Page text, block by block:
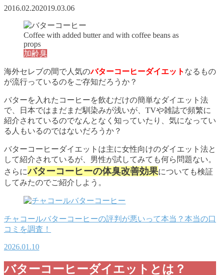
2016.02.202019.03.06
Coffee with added butter and with coffee beans as
props
加齢臭
海外セレブの間で人気のバターコーヒーダイエット なるもの
が流行っているのをご存知だろうか？
バターを入れたコーヒーを飲むだけの簡単なダイエット法
で、日本ではまだまだ馴染みが浅いが、TVや雑誌で頻繁に
紹介されているのでなんとなく知っていたり、気になってい
る人もいるのではないだろうか？
バターコーヒーダイエットは主に女性向けのダイエット法と
して紹介されているが、男性が試してみても何ら問題ない。
さらにバターコーヒーの体臭改善効果についても検証
してみたのでご紹介しよう。
チャコールバターコーヒーの評判が悪いって本当？本当の口
コミを調査！
2026.01.10
バターコーヒーダイエットとは？